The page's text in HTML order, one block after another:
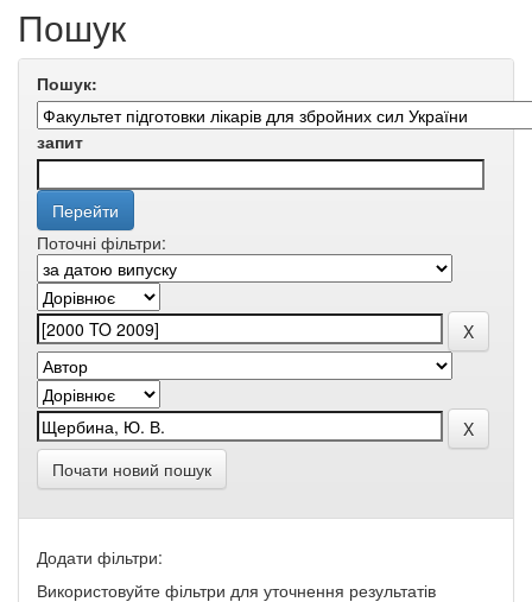
Пошук
Пошук:
запит
Поточні фільтри:
Почати новий пошук
Додати фільтри:
Використовуйте фільтри для уточнення результатів